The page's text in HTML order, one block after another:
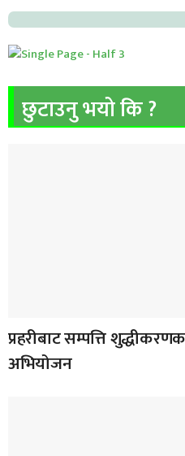
छुटाउनु भयो कि ?
प्रहरीबाट सम्पत्ति
अभियोजन